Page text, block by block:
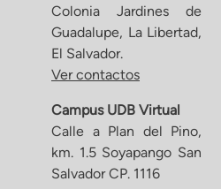
Colonia Jardines de
Guadalupe, La Libertad,
El Salvador.
Ver contactos
Campus UDB Virtual
Calle a Plan del Pino,
km. 1.5 Soyapango San
Salvador CP. 1116